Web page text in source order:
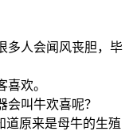
多人会闻风丧胆，毕
欢。
叫牛欢喜呢？
原来是母牛的生殖